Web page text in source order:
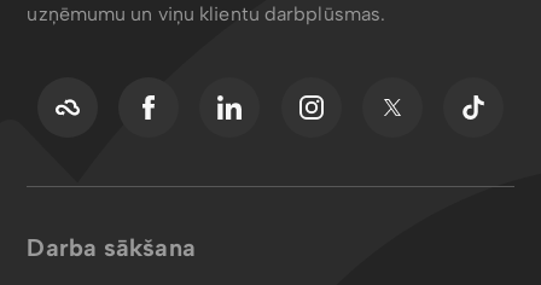
uzņēmumu un viņu klientu darbplūsmas.
Darba sākšana